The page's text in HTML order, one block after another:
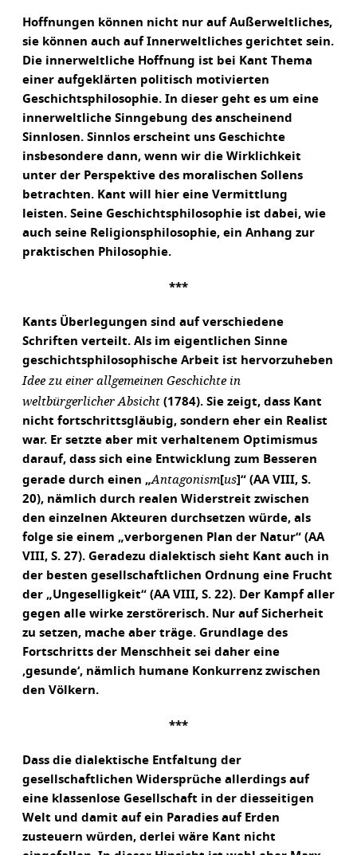
Hoffnungen können nicht nur auf Außerweltliches,
sie können auch auf Innerweltliches gerichtet sein.
Die innerweltliche Hoffnung ist bei Kant Thema
einer aufgeklärten politisch motivierten
Geschichtsphilosophie. In dieser geht es um eine
innerweltliche Sinngebung des anscheinend
Sinnlosen. Sinnlos erscheint uns Geschichte
insbesondere dann, wenn wir die Wirklichkeit
unter der Perspektive des moralischen Sollens
betrachten. Kant will hier eine Vermittlung
leisten. Seine Geschichtsphilosophie ist dabei, wie
auch seine Religionsphilosophie, ein Anhang zur
praktischen Philosophie.
***
Kants Überlegungen sind auf verschiedene
Schriften verteilt. Als im eigentlichen Sinne
geschichtsphilosophische Arbeit ist hervorzuheben
Idee zu einer allgemeinen Geschichte in
weltbürgerlicher Absicht (1784). Sie zeigt, dass Kant
nicht fortschrittsgläubig, sondern eher ein Realist
war. Er setzte aber mit verhaltenem Optimismus
darauf, dass sich eine Entwicklung zum Besseren
gerade durch einen „Antagonism [us]“ (AA VIII, S.
20), nämlich durch realen Widerstreit zwischen
den einzelnen Akteuren durchsetzen würde, als
folge sie einem „verborgenen Plan der Natur“ (AA
VIII, S. 27). Geradezu dialektisch sieht Kant auch in
der besten gesellschaftlichen Ordnung eine Frucht
der „Ungeselligkeit“ (AA VIII, S. 22). Der Kampf aller
gegen alle wirke zerstörerisch. Nur auf Sicherheit
zu setzen, mache aber träge. Grundlage des
Fortschritts der Menschheit sei daher eine
‚gesunde‘, nämlich humane Konkurrenz zwischen
den Völkern.
***
Dass die dialektische Entfaltung der
gesellschaftlichen Widersprüche allerdings auf
eine klassenlose Gesellschaft in der diesseitigen
Welt und damit auf ein Paradies auf Erden
zusteuern würden, derlei wäre Kant nicht